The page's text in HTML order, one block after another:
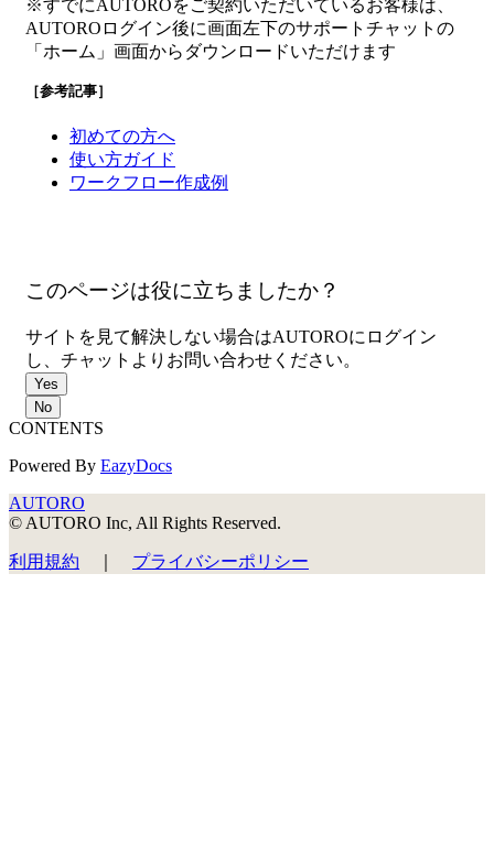
※すでにAUTOROをご契約いただいているお客様は、
AUTOROログイン後に画面左下のサポートチャットの
「ホーム」画面からダウンロードいただけます
［参考記事］
初めての方へ
使い方ガイド
ワークフロー作成例
このページは役に立ちましたか？
サイトを見て解決しない場合はAUTOROにログイン
し、チャットよりお問い合わせください。
Yes
No
CONTENTS
Powered By EazyDocs
AUTORO
© AUTORO Inc, All Rights Reserved.
利用規約 プライバシーポリシー